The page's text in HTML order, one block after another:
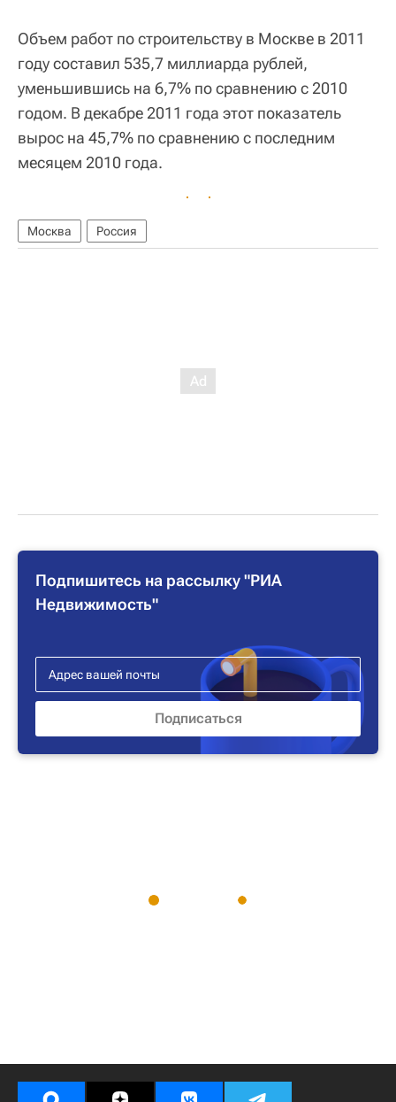
Объем работ по строительству в Москве в 2011
году составил 535,7 миллиарда рублей,
уменьшившись на 6,7% по сравнению с 2010
годом. В декабре 2011 года этот показатель
вырос на 45,7% по сравнению с последним
месяцем 2010 года.
Москва Россия
Подпишитесь на рассылку "РИА
Недвижимость"